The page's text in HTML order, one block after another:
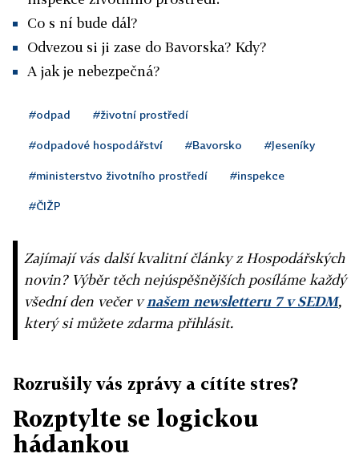
Co s ní bude dál?
Odvezou si ji zase do Bavorska? Kdy?
A jak je nebezpečná?
#odpad #životní prostředí
#odpadové hospodářství #Bavorsko #Jeseníky
#ministerstvo životního prostředí #inspekce
#ČIŽP
Zajímají vás další kvalitní články z Hospodářských
novin? Výběr těch nejúspěšnějších posíláme každý
všední den večer vnašem newsletteru 7 v SEDM,
který si můžete zdarma přihlásit.
Rozrušily vás zprávy a cítíte stres?
Rozptylte se logickou
hádankou